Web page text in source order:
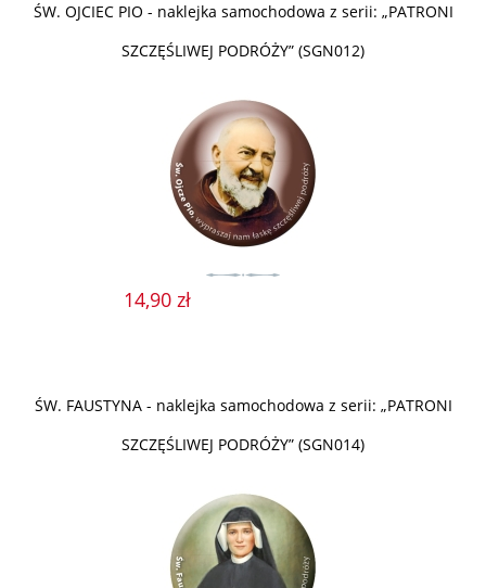
ŚW. OJCIEC PIO - naklejka samochodowa z serii: „PATRONI
SZCZĘŚLIWEJ PODRÓŻY” (SGN012)
14,90 zł
ŚW. FAUSTYNA - naklejka samochodowa z serii: „PATRONI
SZCZĘŚLIWEJ PODRÓŻY” (SGN014)